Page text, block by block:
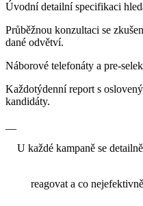
Úvodní detailní specifikaci
Průběžnou konzultaci se
dané odvětví.
Náborové telefonáty a pre-
Každotýdenní report s
kandidáty.
U každé kampaně se
reagovat a co